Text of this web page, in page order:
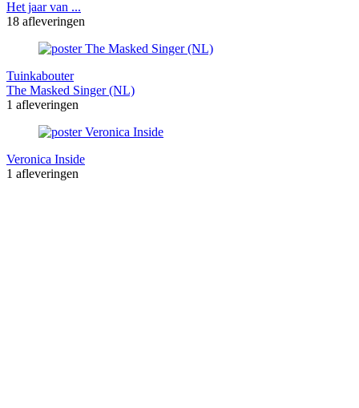
Het jaar van ...
18 afleveringen
Tuinkabouter
The Masked Singer (NL)
1 afleveringen
Veronica Inside
1 afleveringen